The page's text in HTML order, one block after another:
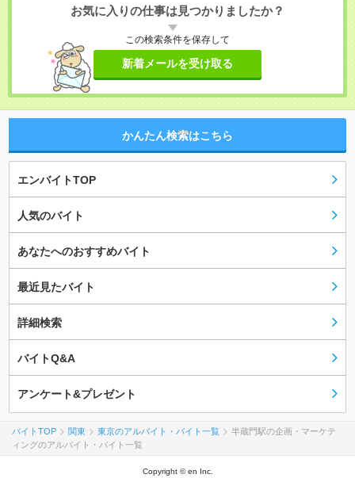
お気に入りの仕事は見つかりましたか？
この検索条件を保存して
新着メールを受け取る
かんたん検索はこちら
エンバイトTOP
人気のバイト
あなたへのおすすめバイト
最近見たバイト
詳細検索
バイトQ&A
アンケート&プレゼント
バイトTOP 関東 東京のアルバイト・バイト一覧
半蔵門駅の企画・マーケテ
ィングのアルバイト・バイト一覧
Copyright © en Inc.